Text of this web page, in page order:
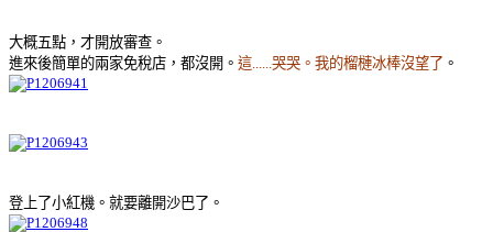
大概五點，才開放審查。
進來後簡單的兩家免稅店，都沒開。 這......哭哭。我的榴槤冰棒沒望了 。
登上了小紅機。就要離開沙巴了。